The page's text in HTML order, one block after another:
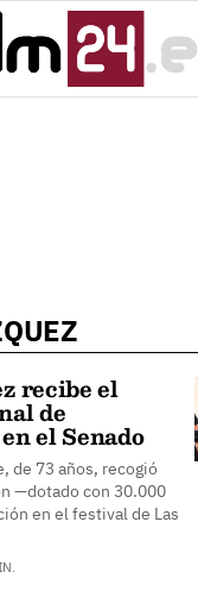
recibe el
de
el Senado
de 73 años, recogió
—dotado con 30.000
en el festival de Las